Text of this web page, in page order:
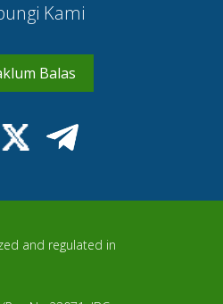
Kami
Balas
and regulated in